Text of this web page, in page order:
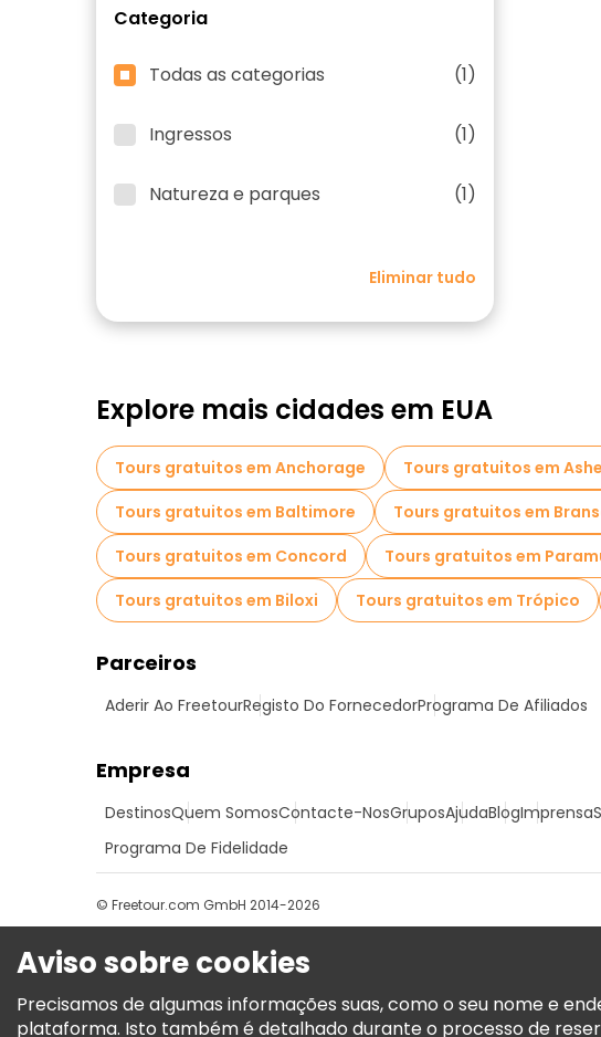
Categoria
Todas as categorias (1)
Ingressos (1)
Natureza e parques (1)
Eliminar tudo
Explore mais cidades em EUA
Tours gratuitos em Anchorage Tours gratuitos em
Tours gratuitos em Baltimore
Tours gratuitos em
Tours gratuitos em Concord
Tours gratuitos em
Tours gratuitos em Biloxi
Tours gratuitos em Trópico
Parceiros
Aderir Ao FreetourRegisto Do FornecedorPrograma De Afiliados
Empresa
DestinosQuem SomosContacte-NosGruposAjudaBlogImprensa
Programa De Fidelidade
© Freetour.com GmbH 2014-2026
Aviso sobre cookies
Precisamos de algumas informações suas, como o seu nome e
plataforma. Isto também é detalhado durante o processo de